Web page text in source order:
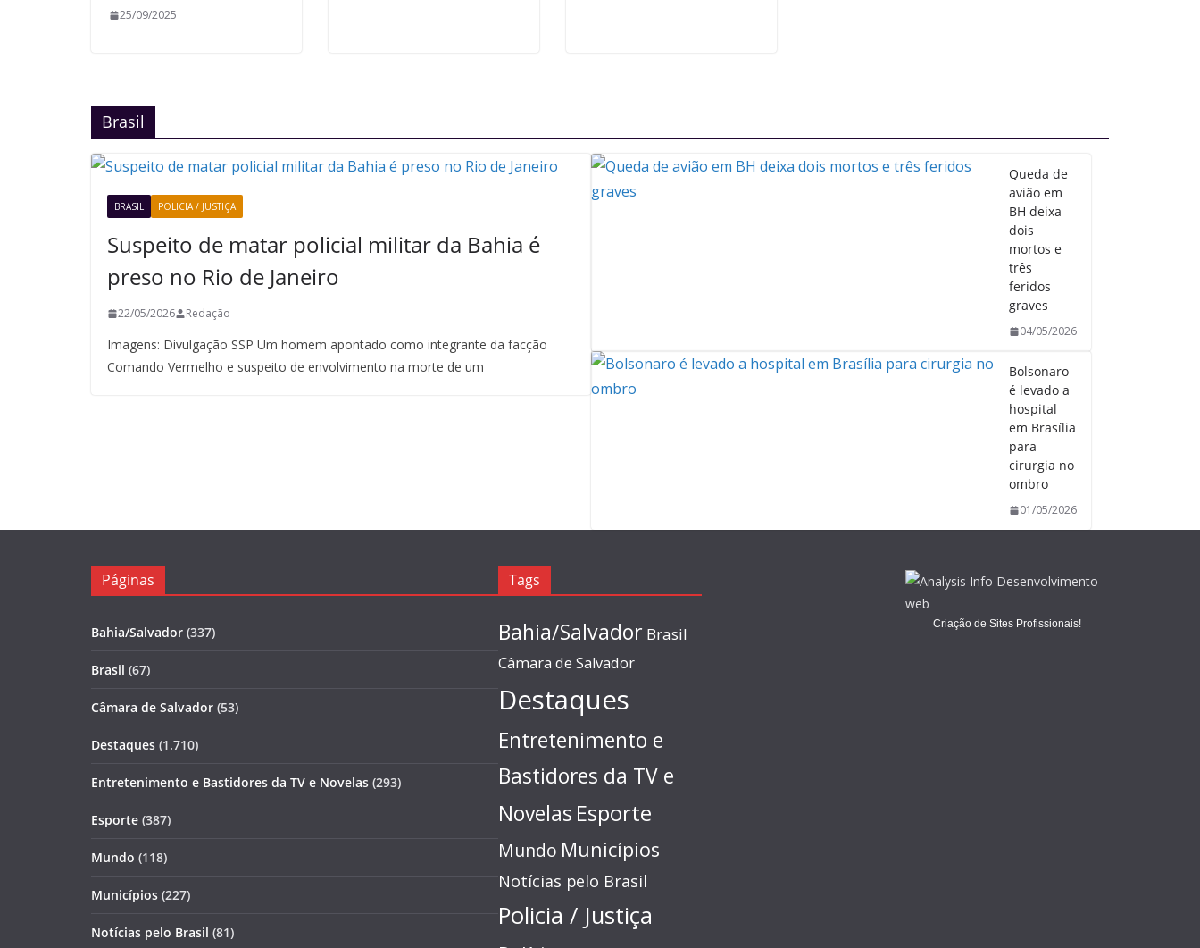
25/09/2025
Brasil
BRASIL POLICIA / JUSTIÇA
Suspeito de matar policial militar da Bahia é
preso no Rio de Janeiro
22/05/2026 Redação
Imagens: Divulgação SSP Um homem apontado como integrante da facção
Comando Vermelho e suspeito de envolvimento na morte de um
Queda de
avião em
BH deixa
dois
mortos e
três
feridos
graves
04/05/2026
Bolsonaro
é levado a
hospital
em Brasília
para
cirurgia no
ombro
01/05/2026
Páginas
Bahia/Salvador (337)
Brasil (67)
Câmara de Salvador (53)
Destaques (1.710)
Entretenimento e Bastidores da TV e Novelas (293)
Esporte (387)
Mundo (118)
Municípios (227)
Notícias pelo Brasil (81)
Tags
Bahia/Salvador Brasil
Câmara de Salvador
Destaques
Entretenimento e
Bastidores da TV e
Novelas Esporte
Mundo Municípios
Notícias pelo Brasil
Policia / Justiça
Criação de Sites Profissionais!